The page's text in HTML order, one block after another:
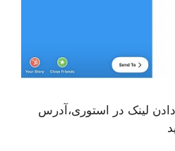
لینک در استوری،آدرس